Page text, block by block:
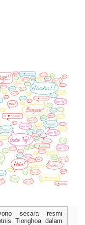
secara resmi
Tionghoa dalam